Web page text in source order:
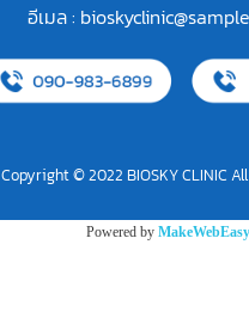
อีเมล :
Copyright © 2022 BIOSKY CLINIC
Powered by